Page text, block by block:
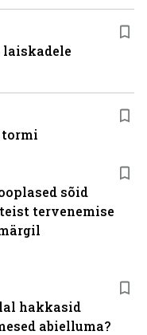
sõid
tervenemise
hakkasid
abielluma?
tormi